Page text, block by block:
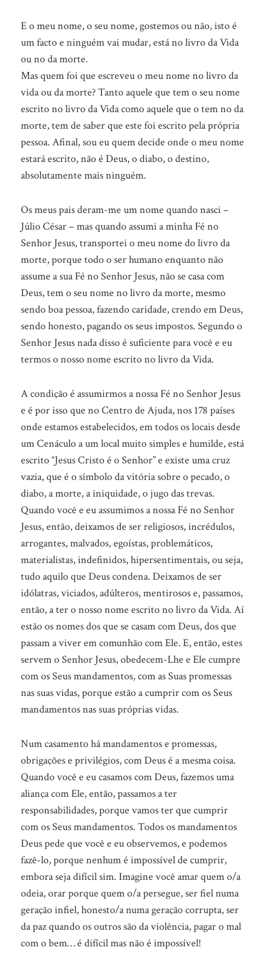
E o meu nome, o seu nome, gostemos ou não, isto é
um facto e ninguém vai mudar, está no livro da Vida
ou no da morte.
Mas quem foi que escreveu o meu nome no livro da
vida ou da morte? Tanto aquele que tem o seu nome
escrito no livro da Vida como aquele que o tem no da
morte, tem de saber que este foi escrito pela própria
pessoa. Afinal, sou eu quem decide onde o meu nome
estará escrito, não é Deus, o diabo, o destino,
absolutamente mais ninguém.
Os meus pais deram-me um nome quando nasci –
Júlio César – mas quando assumi a minha Fé no
Senhor Jesus, transportei o meu nome do livro da
morte, porque todo o ser humano enquanto não
assume a sua Fé no Senhor Jesus, não se casa com
Deus, tem o seu nome no livro da morte, mesmo
sendo boa pessoa, fazendo caridade, crendo em Deus,
sendo honesto, pagando os seus impostos. Segundo o
Senhor Jesus nada disso é suficiente para você e eu
termos o nosso nome escrito no livro da Vida.
A condição é assumirmos a nossa Fé no Senhor Jesus
e é por isso que no Centro de Ajuda, nos 178 países
onde estamos estabelecidos, em todos os locais desde
um Cenáculo a um local muito simples e humilde, está
escrito “Jesus Cristo é o Senhor” e existe uma cruz
vazia, que é o símbolo da vitória sobre o pecado, o
diabo, a morte, a iniquidade, o jugo das trevas.
Quando você e eu assumimos a nossa Fé no Senhor
Jesus, então, deixamos de ser religiosos, incrédulos,
arrogantes, malvados, egoístas, problemáticos,
materialistas, indefinidos, hipersentimentais, ou seja,
tudo aquilo que Deus condena. Deixamos de ser
idólatras, viciados, adúlteros, mentirosos e, passamos,
então, a ter o nosso nome escrito no livro da Vida. Aí
estão os nomes dos que se casam com Deus, dos que
passam a viver em comunhão com Ele. E, então, estes
servem o Senhor Jesus, obedecem-Lhe e Ele cumpre
com os Seus mandamentos, com as Suas promessas
nas suas vidas, porque estão a cumprir com os Seus
mandamentos nas suas próprias vidas.
Num casamento há mandamentos e promessas,
obrigações e privilégios, com Deus é a mesma coisa.
Quando você e eu casamos com Deus, fazemos uma
aliança com Ele, então, passamos a ter
responsabilidades, porque vamos ter que cumprir
com os Seus mandamentos. Todos os mandamentos
Deus pede que você e eu observemos, e podemos
fazê-lo, porque nenhum é impossível de cumprir,
embora seja difícil sim. Imagine você amar quem o/a
odeia, orar porque quem o/a persegue, ser fiel numa
geração infiel, honesto/a numa geração corrupta, ser
da paz quando os outros são da violência, pagar o mal
com o bem… é difícil mas não é impossível!